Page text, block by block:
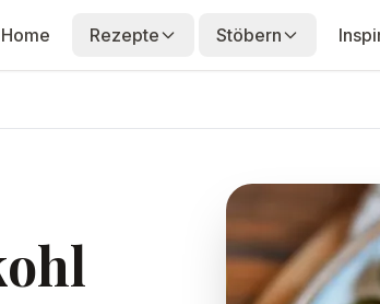
Home Rezepte Stöbern